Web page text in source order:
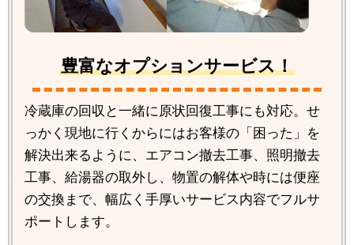
豊富なオプションサービス！
冷蔵庫の回収と一緒に原状回復工事にも対応。せ
っかく現地に行くからにはお客様の「困った」を
解決出来るように、エアコン撤去工事、照明撤去
工事、給湯器の取外し、物置の解体や時には便座
の交換まで、幅広く手厚いサービス内容でフルサ
ポートします。